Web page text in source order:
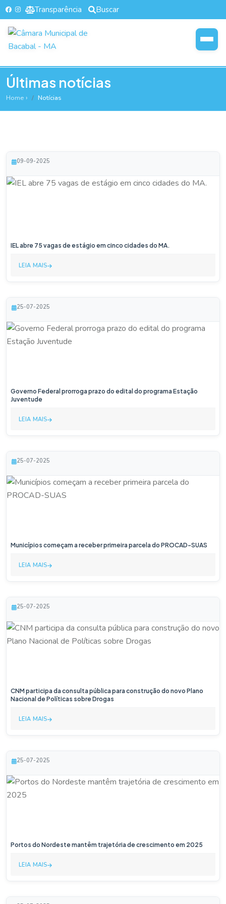
Transparência Buscar
Últimas notícias
Home Notícias
09-09-2025
IEL abre 75 vagas de estágio em cinco cidades do MA.
LEIA MAIS
25-07-2025
Governo Federal prorroga prazo do edital do programa Estação
Juventude
LEIA MAIS
25-07-2025
Municípios começam a receber primeira parcela do PROCAD-SUAS
LEIA MAIS
25-07-2025
CNM participa da consulta pública para construção do novo Plano
Nacional de Políticas sobre Drogas
LEIA MAIS
25-07-2025
Portos do Nordeste mantêm trajetória de crescimento em 2025
LEIA MAIS